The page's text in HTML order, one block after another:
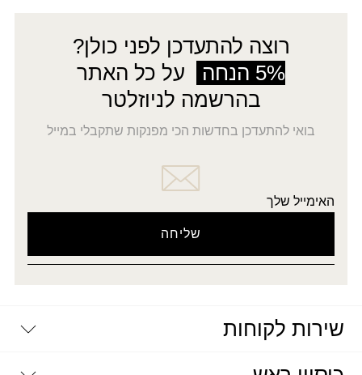
רוצה להתעדכן לפני כולן?
5% הנחה
על כל האתר
בהרשמה לניוזלטר
בואי להתעדכן בחדשות הכי מפנקות שתקבלי במייל
האימייל שלך
שירות לקוחות